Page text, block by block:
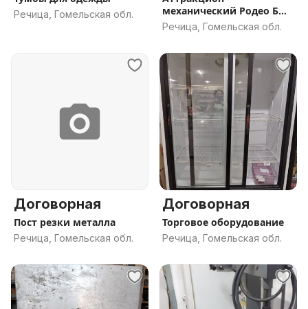
Речица, Гомельская обл.
механический Родео Бык
(Испания)
Речица, Гомельская обл.
Договорная
Пост резки металла
Речица, Гомельская обл.
Договорная
Торговое оборудование
Речица, Гомельская обл.